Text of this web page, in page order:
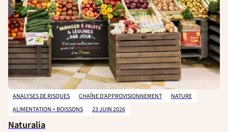
ANALYSES DE RISQUES CHAÎNE D’APPROVISIONNEMENT
NATURE
ALIMENTATION + BOISSONS
23 JUIN 2026
Naturalia